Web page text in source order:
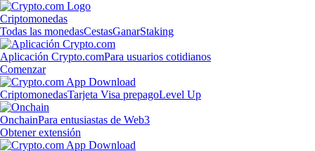
Criptomonedas
Todas las monedasCestasGanarStaking
Aplicación Crypto.comPara usuarios cotidianos
Comenzar
CriptomonedasTarjeta Visa prepagoLevel Up
OnchainPara entusiastas de Web3
Obtener extensión